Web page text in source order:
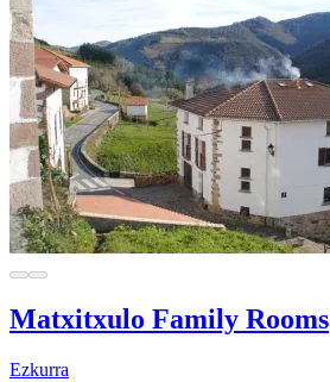
Matxitxulo Family Rooms
Ezkurra